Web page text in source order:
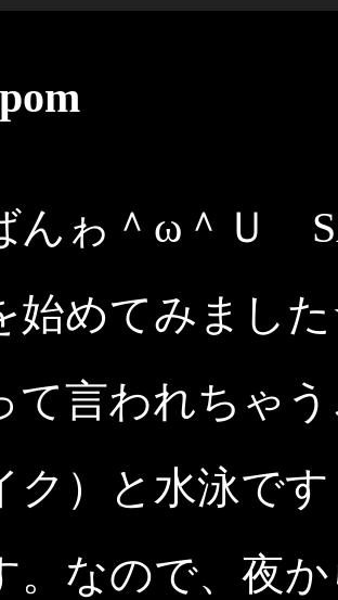
んゎ＾ω＾Ｕ
始めてみまし
て言われちゃ
ク）と水泳で
。なので、夜